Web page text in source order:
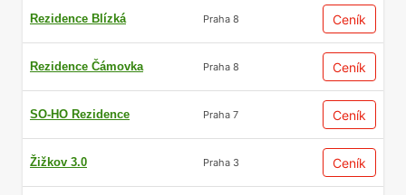
Rovnováha mezi cenovou
dostupností a kvalitou
bydlení
Rezidence Blízká Praha 8 Ceník
Rezidence Čámovka Praha 8 Ceník
SO-HO Rezidence Praha 7 Ceník
Žižkov 3.0 Praha 3 Ceník